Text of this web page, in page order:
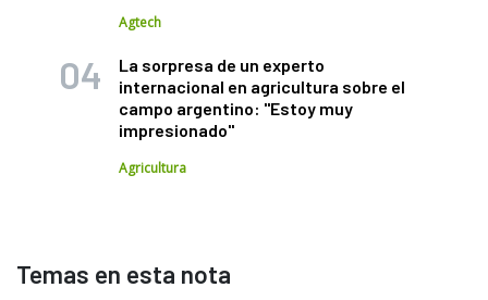
Agtech
La sorpresa de un experto
internacional en agricultura sobre el
campo argentino: "Estoy muy
impresionado"
Agricultura
Temas en esta nota